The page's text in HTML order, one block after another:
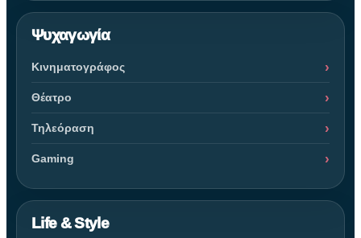
Ψυχαγωγία
Κινηματογράφος
Θέατρο
Τηλεόραση
Gaming
Life & Style